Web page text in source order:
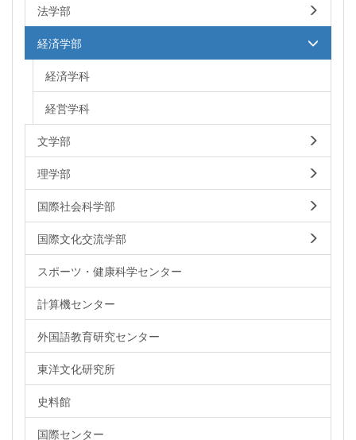
法学部
経済学部
経済学科
経営学科
文学部
理学部
国際社会科学部
国際文化交流学部
スポーツ・健康科学センター
計算機センター
外国語教育研究センター
東洋文化研究所
史料館
国際センター